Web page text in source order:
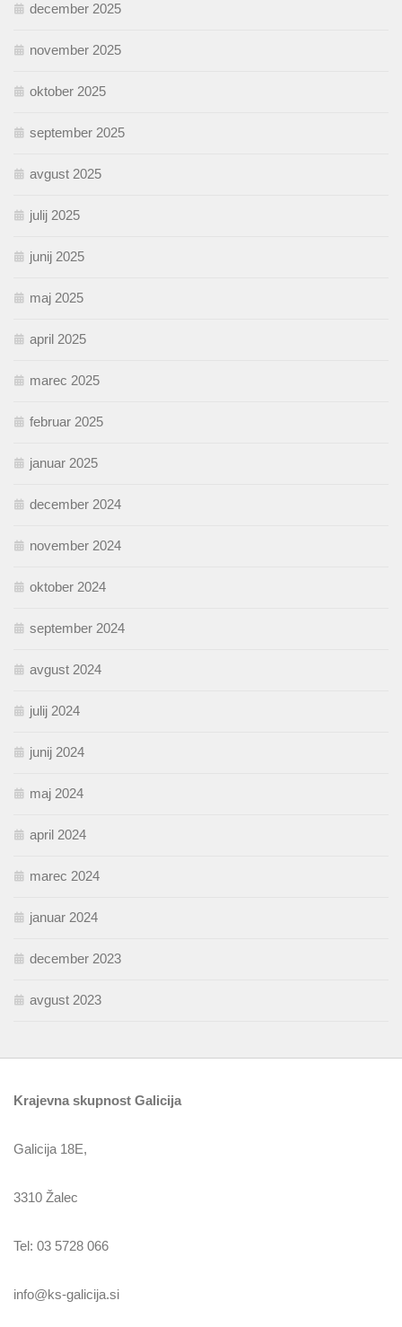
december 2025
november 2025
oktober 2025
september 2025
avgust 2025
julij 2025
junij 2025
maj 2025
april 2025
marec 2025
februar 2025
januar 2025
december 2024
november 2024
oktober 2024
september 2024
avgust 2024
julij 2024
junij 2024
maj 2024
april 2024
marec 2024
januar 2024
december 2023
avgust 2023
Krajevna skupnost Galicija
Galicija 18E,
3310 Žalec
Tel: 03 5728 066
info@ks-galicija.si